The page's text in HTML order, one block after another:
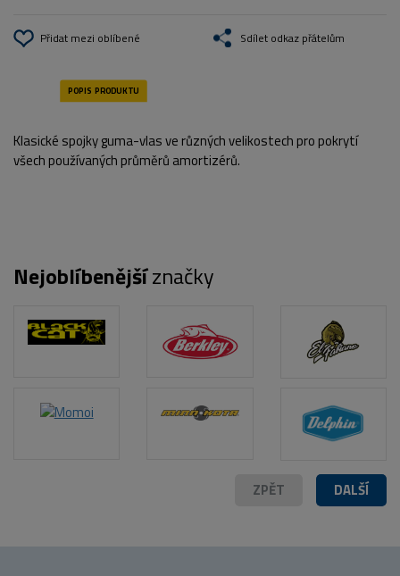
Přidat mezi oblíbené Sdílet odkaz přátelům
Klasické spojky guma-vlas ve různých velikostech pro pokrytí
všech používaných průměrů amortizérů.
Nejoblíbenějšíznačky
DALŠÍ
ZPĚT